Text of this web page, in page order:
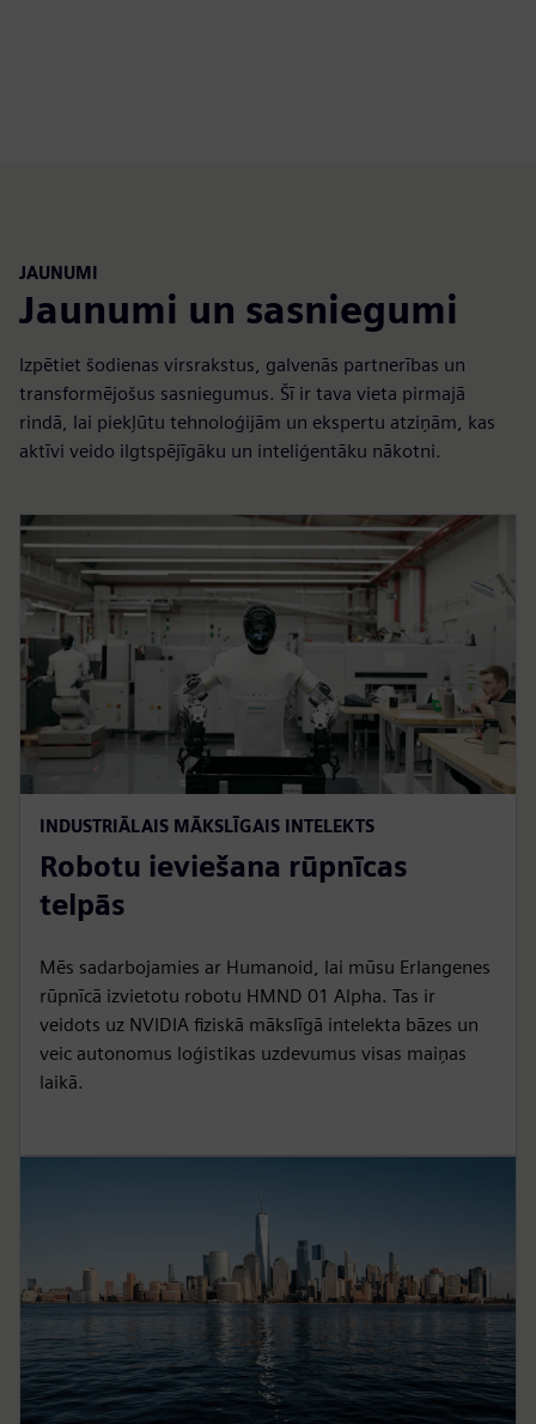
JAUNUMI
Jaunumi un sasniegumi
Izpētiet šodienas virsrakstus, galvenās partnerības un
transformējošus sasniegumus. Šī ir tava vieta pirmajā
rindā, lai piekļūtu tehnoloģijām un ekspertu atziņām, kas
aktīvi veido ilgtspējīgāku un inteliģentāku nākotni.
INDUSTRIĀLAIS MĀKSLĪGAIS INTELEKTS
Robotu ieviešana rūpnīcas
telpās
Mēs sadarbojamies ar Humanoid, lai mūsu Erlangenes
rūpnīcā izvietotu robotu HMND 01 Alpha. Tas ir
veidots uz NVIDIA fiziskā mākslīgā intelekta bāzes un
veic autonomus loģistikas uzdevumus visas maiņas
laikā.